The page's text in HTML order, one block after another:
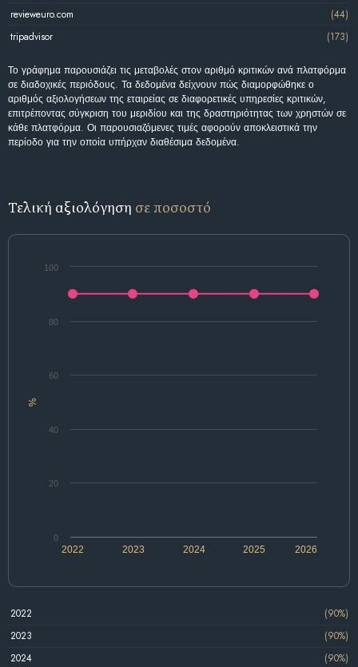
revieweuro.com
(44)
tripadvisor
(173)
Το γράφημα παρουσιάζει τις μεταβολές στον αριθμό κριτικών ανά πλατφόρμα
σε διαδοχικές περιόδους. Τα δεδομένα δείχνουν πώς διαμορφώθηκε ο
αριθμός αξιολογήσεων της εταιρείας σε διαφορετικές υπηρεσίες κριτικών,
επιτρέποντας σύγκριση του μεριδίου και της δραστηριότητας των χρηστών σε
κάθε πλατφόρμα. Οι παρουσιαζόμενες τιμές αφορούν αποκλειστικά την
περίοδο για την οποία υπήρχαν διαθέσιμα δεδομένα.
Τελική αξιολόγηση σε ποσοστό
%
2022 2024 2026
2023 2025
0
20
40
60
80
100
2022
(90%)
2023
(90%)
2024
(90%)